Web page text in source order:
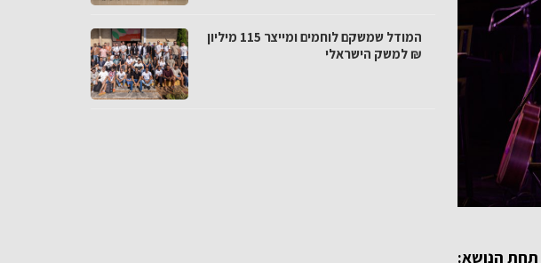
תחת הנושא:
המודל שמשקם לוחמים ומייצר 115 מיליון
₪ למשק הישראלי